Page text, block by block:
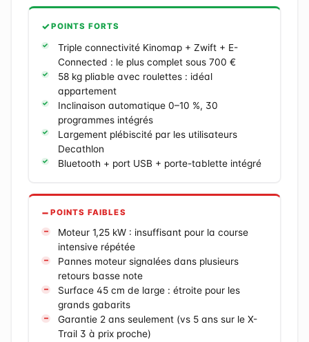
POINTS FORTS
Triple connectivité Kinomap + Zwift + E-
Connected : le plus complet sous 700 €
58 kg pliable avec roulettes : idéal
appartement
Inclinaison automatique 0–10 %, 30
programmes intégrés
Largement plébiscité par les utilisateurs
Decathlon
Bluetooth + port USB + porte-tablette intégré
POINTS FAIBLES
Moteur 1,25 kW : insuffisant pour la course
intensive répétée
Pannes moteur signalées dans plusieurs
retours basse note
Surface 45 cm de large : étroite pour les
grands gabarits
Garantie 2 ans seulement (vs 5 ans sur le X-
Trail 3 à prix proche)